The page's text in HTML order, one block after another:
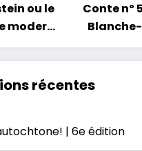
ou le
moderne
au
ou le
perdu
Conte nº
Petit
récentes
| 6e édition